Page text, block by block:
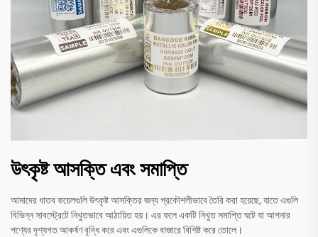
উৎকৃষ্ট আসক্তি এবং সমাপ্তি
আমাদের ধাতব ফয়েলগুলি উৎকৃষ্ট আসক্তির জন্য প্রকৌশলীভাবে তৈরি করা হয়েছে, যাতে এগুলি
বিভিন্ন সাবস্ট্রেটে নিখুতভাবে আঠায়িত হয়। এর ফলে একটি নিখুত সমাপ্তি ঘটে যা আপনার
পণ্যের দৃশ্যগত আকর্ষণ বৃদ্ধি করে এবং এগুলিকে বাজারে বিশিষ্ট করে তোলে।